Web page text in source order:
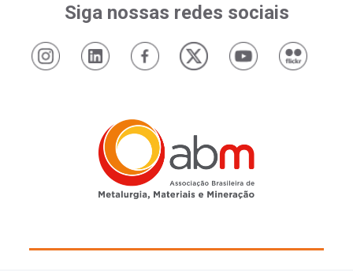
Siga nossas redes sociais